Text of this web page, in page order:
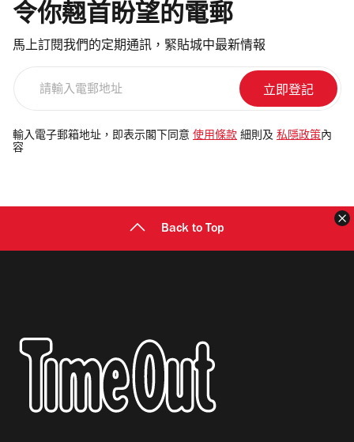
令你翹首盼望的電郵
馬上訂閱我們的定期通訊，緊貼城中最新情報
電
郵
輸入電子郵箱地址，即表示閣下同意 使用條款 細則及 私隱政策 內
容
Back to Top